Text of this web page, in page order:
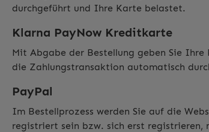
durchgeführt und Ihre Karte belastet.
Klarna PayNow Kreditkarte
Mit Abgabe der Bestellung geben Sie
die Zahlungstransaktion automatisch
PayPal
Im Bestellprozess werden Sie auf die
registriert sein bzw. sich erst registrieren,